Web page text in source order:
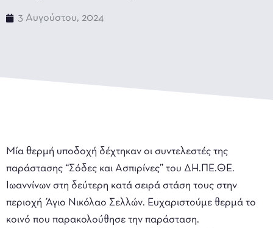
3 Αυγούστου, 2024
Μία θερμή υποδοχή δέχτηκαν οι συντελεστές της
παράστασης “Σόδες και Ασπιρίνες” του ΔΗ.ΠΕ.ΘΕ.
Ιωαννίνων στη δεύτερη κατά σειρά στάση τους στην
περιοχή Άγιο Νικόλαο Σελλών. Ευχαριστούμε θερμά το
κοινό που παρακολούθησε την παράσταση.